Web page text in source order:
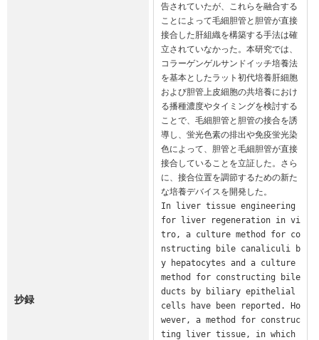
抄録
告されていたが、これらを融合する
ことによって毛細胆管と胆管が直接
接合した肝組織を構築する手法は確
立されていなかった。本研究では、
コラーゲンゲルサンドイッチ培養法
を基本としたラット初代培養肝細胞
および胆管上皮細胞の共培養におけ
る播種濃度やタイミングを検討する
ことで、毛細胆管と胆管の接合を誘
導し、蛍光色素の排出や免疫蛍光染
色によって、胆管と毛細胆管が直接
接合していることを立証した。さら
に、接合位置を調節するための新た
な培養デバイスを開発した。
In liver tissue engineering
for liver regeneration in vi
tro, a culture method for co
nstructing bile canaliculi b
y hepatocytes and a culture
method for constructing bile
ducts by biliary epithelial
cells have been reported. Ho
wever, a method for construc
ting liver tissue, in which